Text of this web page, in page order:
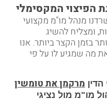
הפיצוי המקסימלי
מנהל מו"מ מקצועי
ומצליח להשיג
בזמן הקצר ביותר. אנו
מה שמגיע לו על פי
מרקמן את טומשין
מו"מ מול נציגי